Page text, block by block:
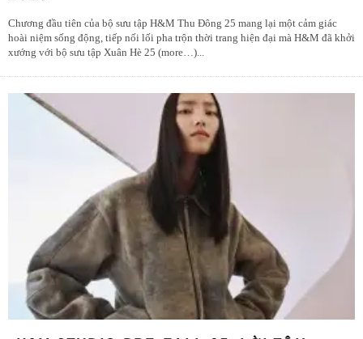
Chương đầu tiên của bộ sưu tập H&M Thu Đông 25 mang lại một cảm giác
hoài niệm sống động, tiếp nối lối pha trộn thời trang hiện đại mà H&M đã khởi
xướng với bộ sưu tập Xuân Hè 25 (more…)...